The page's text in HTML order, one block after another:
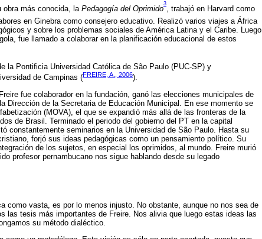
obra más conocida, la Pedagogía del Oprimido
3
, trabajó en Harvard como
en Ginebra como consejero educativo. Realizó varios viajes a África
y sobre los problemas sociales de América Latina y el Caribe. Luego
fue llamado a colaborar en la planificación educacional de estos
la Pontificia Universidad Católica de São Paulo (PUC-SP) y
de Campinas (FREIRE, A., 2006).
fue colaborador en la fundación, ganó las elecciones municipales de
Dirección de la Secretaria de Educación Municipal. En ese momento se
(MOVA), el que se expandió más allá de las fronteras de la
de Brasil. Terminado el periodo del gobierno del PT en la capital
constantemente seminarios en la Universidad de São Paulo. Hasta su
forjó sus ideas pedagógicas como un pensamiento político. Su
de los sujetos, en especial los oprimidos, al mundo. Freire murió
profesor pernambucano nos sigue hablando desde su legado
como vasta, es por lo menos injusto. No obstante, aunque no nos sea de
las tesis más importantes de Freire. Nos alivia que luego estas ideas las
su método dialéctico.